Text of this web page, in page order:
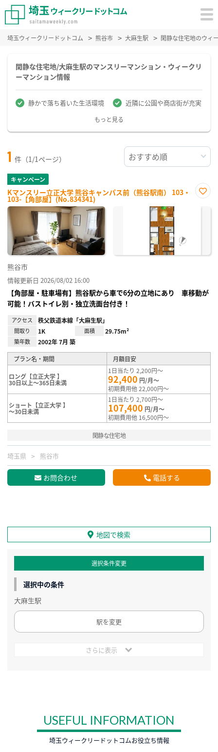
埼玉ウィークリードットコム 熊谷市 大麻生駅 閑静な住宅地のウィ
閑静な住宅地/大麻生駅のマンスリーマンション・ウィークリ
ーマンション情報
静かで落ち着いた生活環境 近隣に公園や商店街が充実
もっと見る
1 件（1/1ページ）
キャンペーン
Kマンスリー立正大学 熊谷キャンパス前（熊谷駅南） 103・
103-【角部屋】(No.834341)
に入
熊谷市
情報更新日 2026/08/02 16:00
【角部屋・駐車場有】熊谷駅から車で6分の立地にあり 車移動が
可能！バストイレ別・独立洗面台付き！
アクセス 秩父鉄道本線「大麻生駅」
間取り 1K 面積 29.75m²
築年数 2002年 7月 築
プラン名・期間 月額目安
ロング【立正大学 】
30日以上～365日未満
1日当たり 2,200円～
92,400 円/月～
初期費用他 22,000円～
ショート【立正大学 】
～30日未満
1日当たり 2,700円～
107,400 円/月～
初期費用他 16,500円～
閑静な住宅地
埼玉県 熊谷市
お問合わせ 電話する
地図で検索
選択条件変更
選択中の条件
大麻生駅
駅を変更
さらに表示
USEFUL INFORMATION
埼玉ウィークリードットコムお役立ち情報